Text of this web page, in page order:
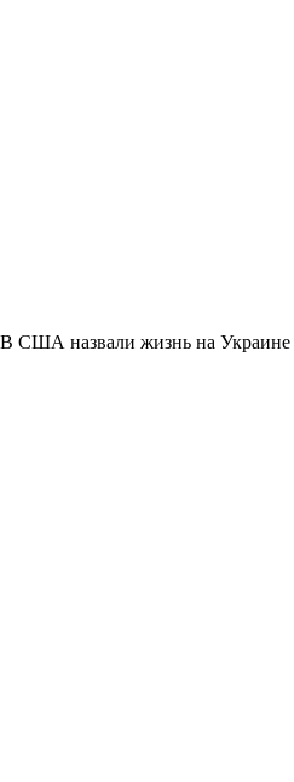
В США назвали жизнь на Украине